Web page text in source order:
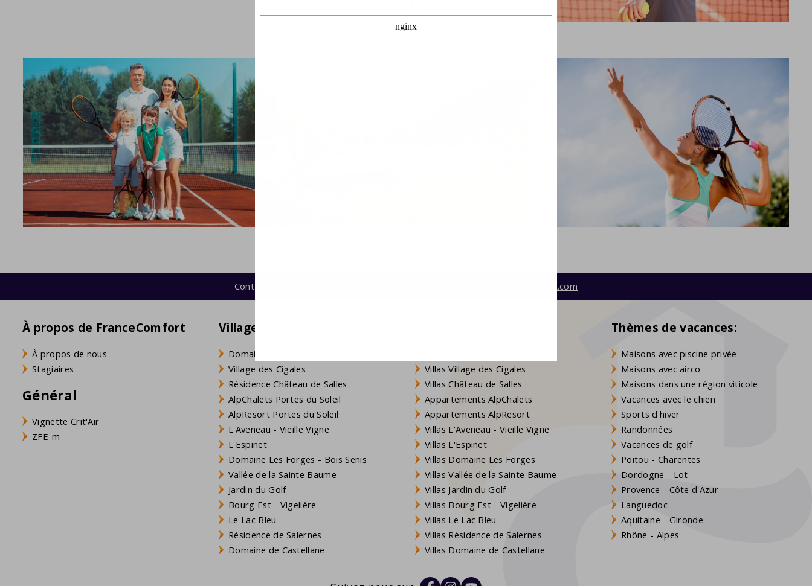
Contact: nl@francecomfort.com
À propos de FranceComfort
À propos de nous
Stagiaires
Général
Vignette Crit'Air
ZFE-m
Villages de vacances
Domaine de Lanzac
Village des Cigales
Résidence Château de Salles
AlpChalets Portes du Soleil
AlpResort Portes du Soleil
L'Aveneau - Vieille Vigne
L'Espinet
Domaine Les Forges - Bois Senis
Vallée de la Sainte Baume
Jardin du Golf
Bourg Est - Vigelière
Le Lac Bleu
Résidence de Salernes
Domaine de Castellane
Villas Village des Cigales
Villas Château de Salles
Appartements AlpChalets
Appartements AlpResort
Villas L'Aveneau - Vieille Vigne
Villas L'Espinet
Villas Domaine Les Forges
Villas Vallée de la Sainte Baume
Villas Jardin du Golf
Villas Bourg Est - Vigelière
Villas Le Lac Bleu
Villas Résidence de Salernes
Villas Domaine de Castellane
Thèmes de vacances:
Maisons avec piscine privée
Maisons avec airco
Maisons dans une région viticole
Vacances avec le chien
Sports d'hiver
Randonnées
Vacances de golf
Poitou - Charentes
Dordogne - Lot
Provence - Côte d'Azur
Languedoc
Aquitaine - Gironde
Rhône - Alpes